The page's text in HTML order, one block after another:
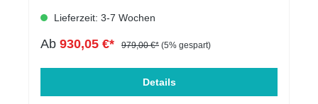
auch im Gutachten vermerkt ist.Die Ansaugung
sich von 76mm auf 152mm vergrößert. Mit diesem
Vergleich zur Serien-Ansaugung deutlich verbessert.
Die Luftstrommessungen auf der Flowbench haben
eine Verbesserung von +50,5% im Vergleich zur
Lieferzeit: 3-7 Wochen
Ab 930,05 €* 979,00 €* (5% gespart)
Details